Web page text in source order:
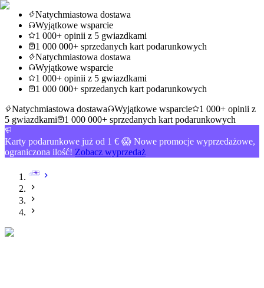
Natychmiastowa dostawa
Wyjątkowe wsparcie
1 000+ opinii z 5 gwiazdkami
1 000 000+ sprzedanych kart podarunkowych
Natychmiastowa dostawa
Wyjątkowe wsparcie
1 000+ opinii z 5 gwiazdkami
1 000 000+ sprzedanych kart podarunkowych
Natychmiastowa dostawa
Wyjątkowe wsparcie
1 000+ opinii z
5 gwiazdkami
1 000 000+ sprzedanych kart podarunkowych
Karty podarunkowe już od 1 € 😱 Nowe promocje wyprzedażowe,
ograniczona ilość! Zobacz wyprzedaż